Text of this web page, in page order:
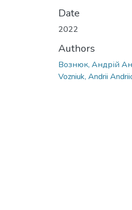
Date
2022
Authors
Вознюк, Андрій
Vozniuk, Andrii